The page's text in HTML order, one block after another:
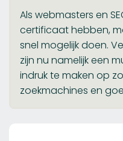
Als webmasters en
certificaat hebben,
snel mogelijk doen.
zijn nu namelijk een
indruk te maken op
zoekmachines en